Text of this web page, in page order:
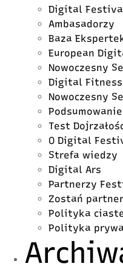
Digital
Ambasadorzy
Baza
European
Nowoczesny
Digital
Nowoczesny
Test
O Digital
Strefa wiedzy
Digital Ars
Partnerzy
Zostań
Polityka
Polityka